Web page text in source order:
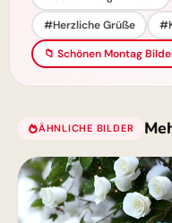
#Herzliche Grüße
📁 Schönen Montag
ÄHNLICHE BILDER